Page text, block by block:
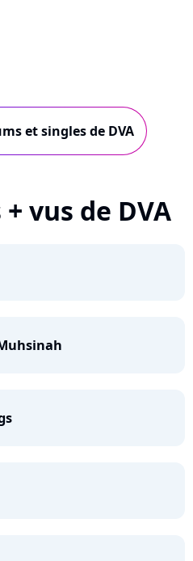
et singles de DVA
vus de DVA